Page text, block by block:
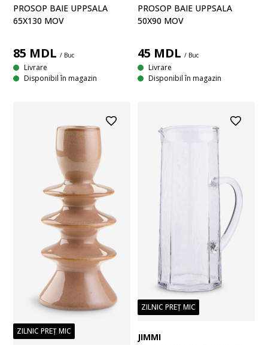
PROSOP BAIE UPPSALA
65X130 MOV
85 MDL / Buc
Livrare
Disponibil în magazin
PROSOP BAIE UPPSALA
50X90 MOV
45 MDL / Buc
Livrare
Disponibil în magazin
ZILNIC PREȚ MIC
ZILNIC PREȚ MIC
JIMMI